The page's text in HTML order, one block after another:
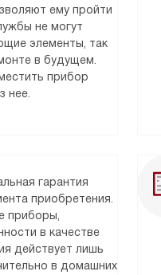
ему пройти
не могут
элементы, так
в будущем.
прибор
нее.
гарантия
приобретения.
приборы,
в качестве
действует лишь
в домашних